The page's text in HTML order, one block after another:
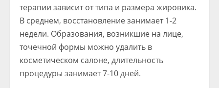
терапии зависит от типа и размера жировика.
В среднем, восстановление занимает 1-2
недели. Образования, возникшие на лице,
точечной формы можно удалить в
косметическом салоне, длительность
процедуры занимает 7-10 дней.